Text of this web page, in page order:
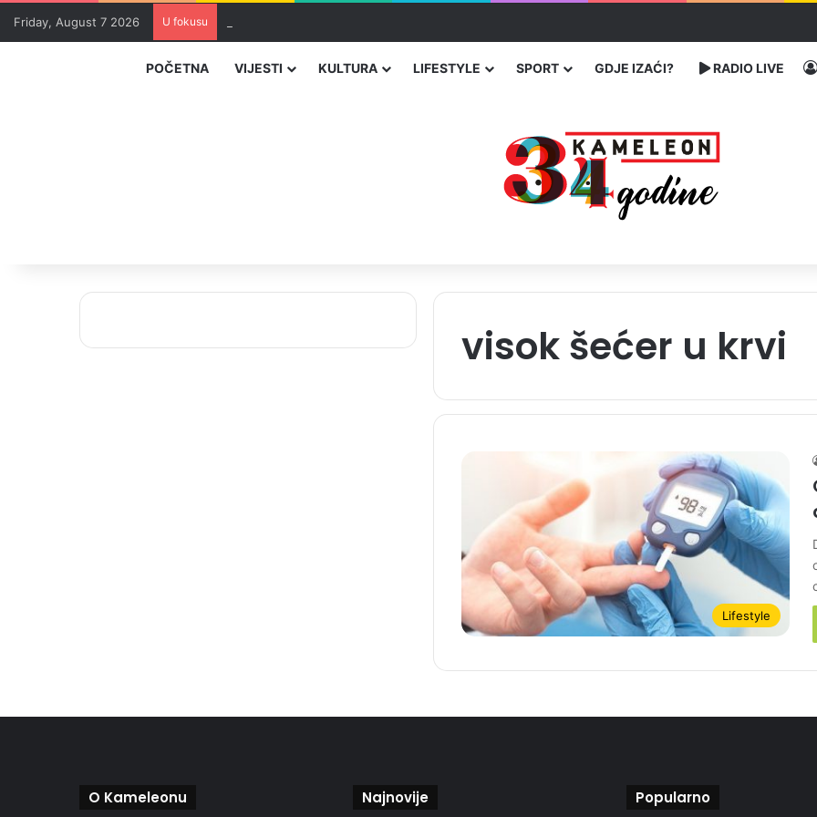
Friday, August 7 2026 U fokusu
POČETNA VIJESTI KULTURA LIFESTYLE SPORT GDJE IZAĆI? RADIO LIVE
visok šećer u krvi
Lifestyle
O Kameleonu Najnovije Popularno